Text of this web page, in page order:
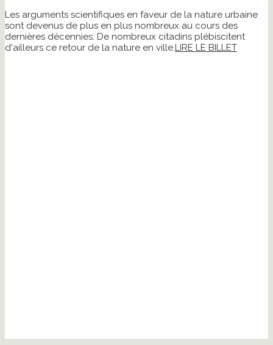
Les arguments scientifiques en faveur de la nature urbaine
sont devenus de plus en plus nombreux au cours des
dernières décennies. De nombreux citadins plébiscitent
d'ailleurs ce retour de la nature en ville.LIRE LE BILLET